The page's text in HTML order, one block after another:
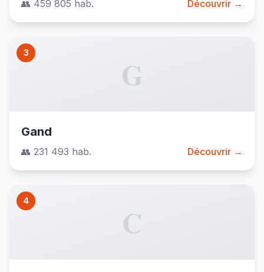
👥 459 805 hab. Découvrir →
3
G
Gand
👥 231 493 hab. Découvrir →
4
C